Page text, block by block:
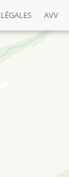
AVV